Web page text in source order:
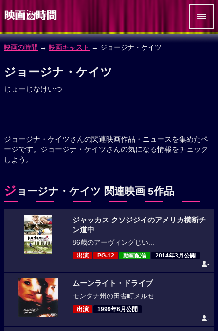
映画の時間 → 映画キャスト → ジョージナ・ケイツ
ジョージナ・ケイツ
じょーじなけいつ
ジョージナ・ケイツさんの関連映画作品・ニュースを集めたペ
ージです。ジョージナ・ケイツさんの気になる情報をチェック
しよう。
ジ ョージナ・ケイツ 関連映画 5作品
ジャッカス クソジジイのアメリカ横断チ
ン道中
86歳のアーヴィングじい...
出演 PG-12 動画配信 2014年3月公開
-
ムーンライト・ドライブ
モンタナ州の田舎町メルセ...
出演 1999年6月公開
-